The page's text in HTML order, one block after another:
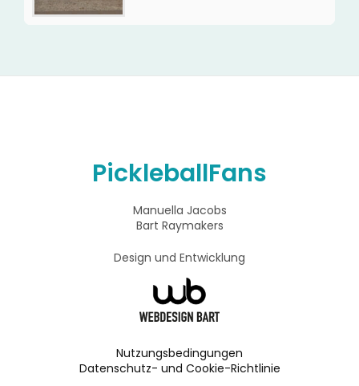
PickleballFans
Manuella Jacobs
Bart Raymakers
Design und Entwicklung
Nutzungsbedingungen
Datenschutz- und Cookie-Richtlinie